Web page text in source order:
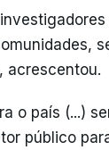
acrescentou.
o país (...)
público